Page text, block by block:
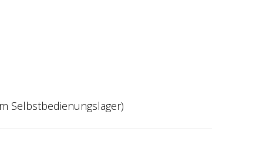
Selbstbedienungslager)